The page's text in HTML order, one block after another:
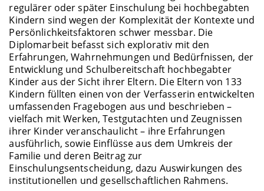
regulärer oder später Einschulung bei hochbegabten
Kindern sind wegen der Komplexität der Kontexte und
Persönlichkeitsfaktoren schwer messbar. Die
Diplomarbeit befasst sich explorativ mit den
Erfahrungen, Wahrnehmungen und Bedürfnissen, der
Entwicklung und Schulbereitschaft hochbegabter
Kinder aus der Sicht ihrer Eltern. Die Eltern von 133
Kindern füllten einen von der Verfasserin entwickelten
umfassenden Fragebogen aus und beschrieben –
vielfach mit Werken, Testgutachten und Zeugnissen
ihrer Kinder veranschaulicht – ihre Erfahrungen
ausführlich, sowie Einflüsse aus dem Umkreis der
Familie und deren Beitrag zur
Einschulungsentscheidung, dazu Auswirkungen des
institutionellen und gesellschaftlichen Rahmens.